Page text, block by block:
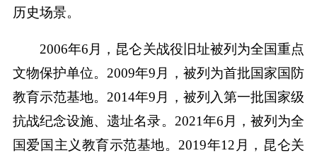
历史场景。
2006年6月，昆仑关战役旧址被列为全国重点
文物保护单位。2009年9月，被列为首批国家国防
教育示范基地。2014年9月，被列入第一批国家级
抗战纪念设施、遗址名录。2021年6月，被列为全
国爱国主义教育示范基地。2019年12月，昆仑关